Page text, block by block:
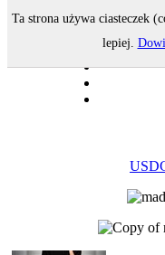
USD
Ta strona używa ciasteczek
lepiej.